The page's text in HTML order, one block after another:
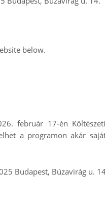
below.
február 17-én
a programon akár
Budapest, Búzavirág u.